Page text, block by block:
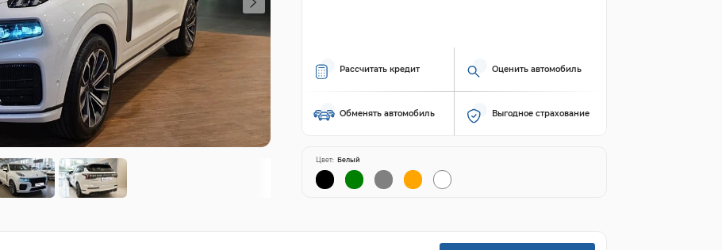
Рассчитать кредит Оценить автомобиль
Обменять автомобиль Выгодное страхование
Цвет: Белый